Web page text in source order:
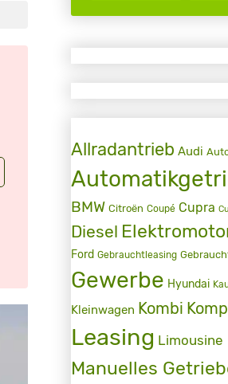
Allradantrieb Audi
BMW Citroën Coupé Cupra
Diesel
Ford Gebrauchtleasing
Gewerbe Hyundai
Kleinwagen Kombi
Leasing Limousine
Manuelles